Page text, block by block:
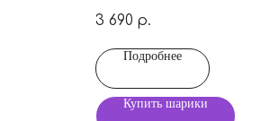
3 690 р.
Подробнее
Купить шарики